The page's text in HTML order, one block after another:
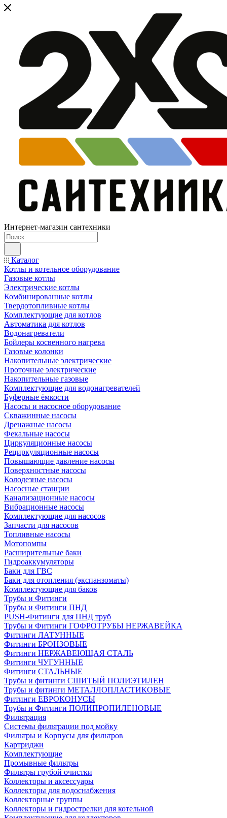
Интернет-магазин сантехники
Каталог
Котлы и котельное оборудование
Газовые котлы
Электрические котлы
Комбинированные котлы
Твердотопливные котлы
Комплектующие для котлов
Автоматика для котлов
Водонагреватели
Бойлеры косвенного нагрева
Газовые колонки
Накопительные электрические
Проточные электрические
Накопительные газовые
Комплектующие для водонагревателей
Буферные ёмкости
Насосы и насосное оборудование
Скважинные насосы
Дренажные насосы
Фекальные насосы
Циркуляционные насосы
Рециркуляционные насосы
Повышающие давление насосы
Поверхностные насосы
Колодезные насосы
Насосные станции
Канализационные насосы
Вибрационные насосы
Комплектующие для насосов
Запчасти для насосов
Топливные насосы
Мотопомпы
Расширительные баки
Гидроаккумуляторы
Баки для ГВС
Баки для отопления (экспанзоматы)
Комплектующие для баков
Трубы и Фитинги
Трубы и Фитинги ПНД
PUSH-Фитинги для ПНД труб
Трубы и Фитинги ГОФРОТРУБЫ НЕРЖАВЕЙКА
Фитинги ЛАТУННЫЕ
Фитинги БРОНЗОВЫЕ
Фитинги НЕРЖАВЕЮЩАЯ СТАЛЬ
Фитинги ЧУГУННЫЕ
Фитинги СТАЛЬНЫЕ
Трубы и фитинги СШИТЫЙ ПОЛИЭТИЛЕН
Трубы и фитинги МЕТАЛЛОПЛАСТИКОВЫЕ
Фитинги ЕВРОКОНУСЫ
Трубы и Фитинги ПОЛИПРОПИЛЕНОВЫЕ
Фильтрация
Системы фильтрации под мойку
Фильтры и Корпусы для фильтров
Картриджи
Комплектующие
Промывные фильтры
Фильтры грубой очистки
Коллекторы и аксессуары
Коллекторы для водоснабжения
Коллекторные группы
Коллекторы и гидрострелки для котельной